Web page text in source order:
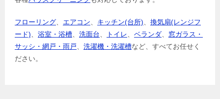
フローリング エアコン キッチン(台所)
換気扇(レンジフ
ード)
浴室・浴槽 洗面台 トイレ ベランダ
窓ガラス・
サッシ・網戸・雨戸
洗濯機・洗濯槽など、すべてお任せく
ださい。